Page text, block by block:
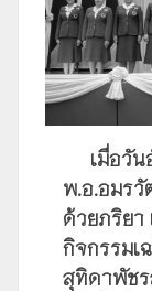
เมื่อวัน
พ.อ.อมร
ด้วยภริยา
กิจกรรมเ
สุทิดาพัช